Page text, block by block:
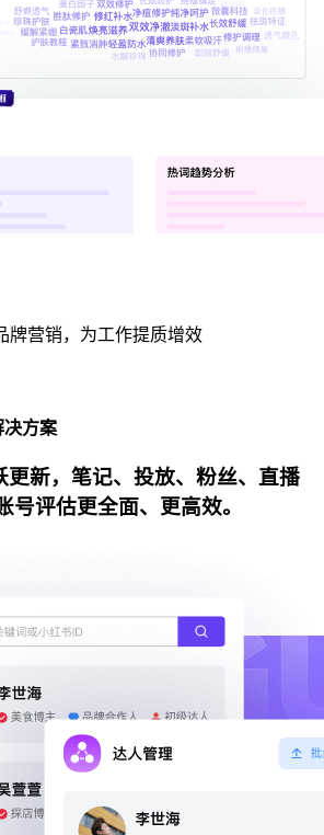
牌营销，为工作提质增效
决方案
更新，笔记、投放、粉丝、直播
号评估更全面、更高效。